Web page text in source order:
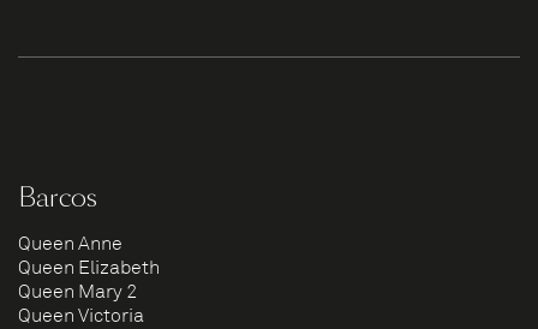
Barcos
Queen Anne
Queen Elizabeth
Queen Mary 2
Queen Victoria